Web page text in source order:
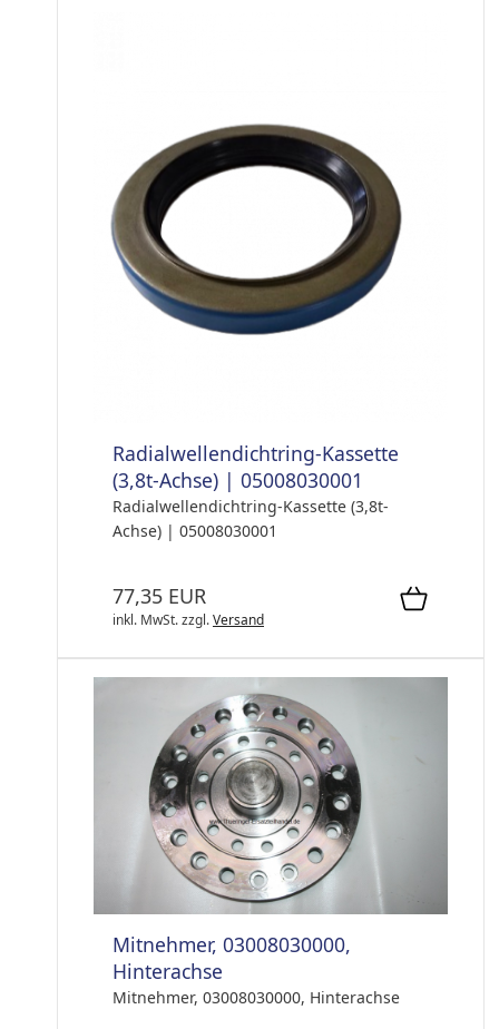
Radialwellendichtring-Kassette
(3,8t-Achse) | 05008030001
Radialwellendichtring-Kassette (3,8t-
Achse) | 05008030001
77,35 EUR
inkl. MwSt.zzgl.Versand
Mitnehmer, 03008030000,
Hinterachse
Mitnehmer, 03008030000, Hinterachse